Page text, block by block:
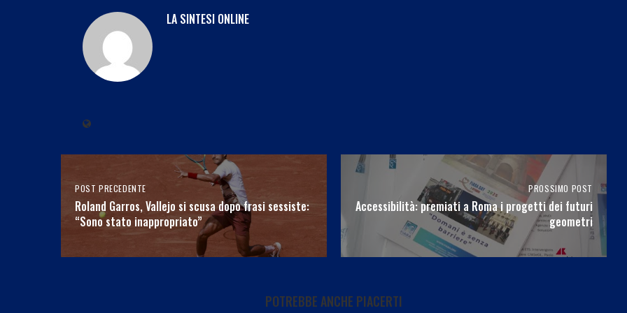
LA SINTESI ONLINE
POST PRECEDENTE
Roland Garros, Vallejo si scusa dopo frasi sessiste:
“Sono stato inappropriato”
PROSSIMO POST
Accessibilità: premiati a Roma i progetti dei futuri
geometri
POTREBBE ANCHE PIACERTI